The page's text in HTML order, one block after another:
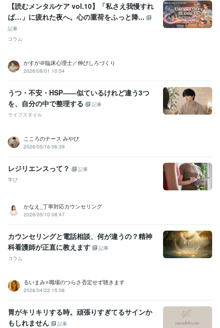
【読むメンタルケア vol.10】「私さえ我慢すれ
ば…」に疲れた夜へ。心の重荷をふっと降...
記事
コラム
かすが＠臨床心理士／伸びしろづくり
2026/08/01 10:54
うつ・不安・HSP――似ているけれど違う3つ
を、自分の中で整理する
記事
ライフスタイル
こころのナース みやび
2026/05/16 06:39
レジリエンスって？
記事
学び
かなえ_丁寧対応カウンセリング
2026/05/10 08:47
カウンセリングと電話相談、何が違うの？精神
科看護師が正直に教えます
記事
コラム
るいまみ⭐職場のつらさ否定せず聴きます
2026/04/22 15:08
胃がキリキリする時。頑張りすぎてるサインか
もしれません
記事